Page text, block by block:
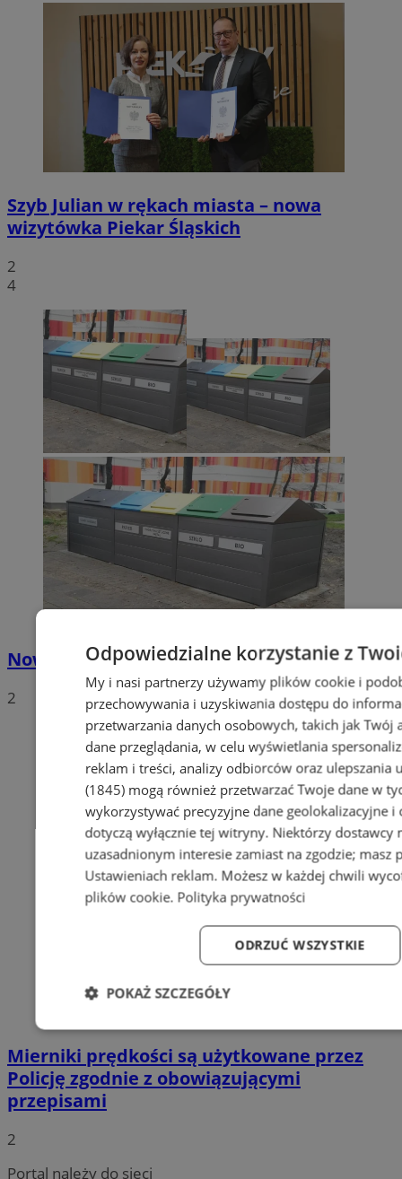
Szyb Julian w rękach miasta – nowa
wizytówka Piekar Śląskich
2
4
Nowe stawki za odbiór odpadów
2
Mierniki prędkości są użytkowane przez
Policję zgodnie z obowiązującymi
przepisami
2
Portal należy do sieci
Odpowiedzialne korzystanie z
My i nasi partnerzy używamy plików cookie i
przechowywania i uzyskiwania dostępu do
przetwarzania danych osobowych, takich jak
dane przeglądania, w celu wyświetlania
reklam i treści, analizy odbiorców oraz ulepszania
(1845)mogą również przetwarzać Twoje dane w
wykorzystywać precyzyjne dane geolokalizacyjne
dotyczą wyłącznie tej witryny. Niektórzy dostawcy
uzasadnionym interesie zamiast na zgodzie; masz
Ustawieniach reklam. Możesz w każdej chwili
plików cookie. Polityka prywatności
ODRZUĆ WSZYSTKIE
POKAŻ SZCZEGÓŁY
Niezbędne Wydajność Targetowanie